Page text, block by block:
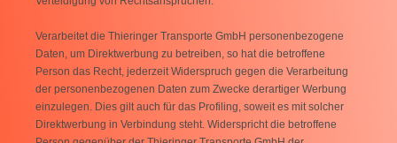
Verarbeitet die Thieringer Transporte GmbH personenbezogene
Daten, um Direktwerbung zu betreiben, so hat die betroffene
Person das Recht, jederzeit Widerspruch gegen die Verarbeitung
der personenbezogenen Daten zum Zwecke derartiger Werbung
einzulegen. Dies gilt auch für das Profiling, soweit es mit solcher
Direktwerbung in Verbindung steht. Widerspricht die betroffene